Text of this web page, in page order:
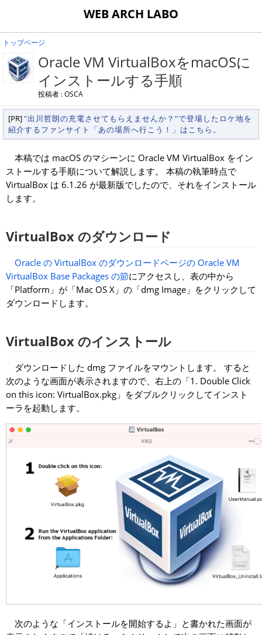
WEB ARCH LABO
トップページ
Oracle VM VirtualBoxをmacOSに
インストールする手順
投稿者 : OSCA
[PR]"出川哲朗の充電させてもらえませんか？"で登場したロケ地を
紹介するファンサイト「あの場所へ行こう！」はこちら。
本稿では macOS のマシーンに Oracle VM VirtualBox をイン
ストールする手順について解説します。 本稿の執筆時点で
VirtualBox は 6.1.26 が最新版でしたので、それをインストール
します。
VirtualBox のダウンロード
Oracle の VirtualBox のダウンロードページの Oracle VM
VirtualBox Base Packages の節にアクセスし、表の中から
「Platform」が「Mac OS X」の「dmg Image」をクリックして
ダウンロードします。
VirtualBox のインストール
ダウンロードした dmg ファイルをマウントします。 すると
次のような画面が表示されますので、右上の「1. Double Click
on this icon: VirtualBox.pkg」をダブルクリックしてインスト
ーラを起動します。
次のような「インストールを開始するよ」と書かれた画面が